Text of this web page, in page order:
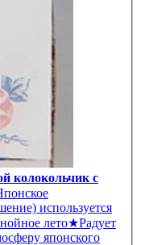
колокольчик с
используется
лето★Радует
японского